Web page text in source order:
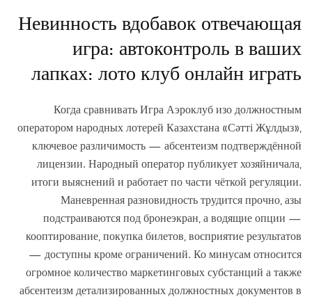
Невинность вдобавок отвечающая
игра: автоконтроль в ваших
лапках: лото клуб онлайн играть
Когда сравнивать Игра Аэроклуб изо должностным
оператором народных лотерей Казахстана «Сәтті Жұлдыз»,
ключевое различимость — абсентеизм подтверждённой
лицензии. Народный оператор публикует хозяйничала,
итоги выяснений и работает по части чёткой регуляции.
Маневренная разновидность трудится прочно, азы
подстраиваются под бронеэкран, а водящие опции —
кооптирование, покупка билетов, восприятие результатов
— доступны кроме ограничений. Ко минусам относится
огромное количество маркетинговых субстанций а также
абсентеизм детализированных должностных документов в